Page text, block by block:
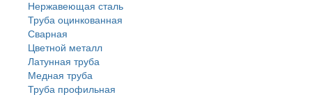
Нержавеющая сталь
Труба оцинкованная
Сварная
Цветной металл
Латунная труба
Медная труба
Труба профильная